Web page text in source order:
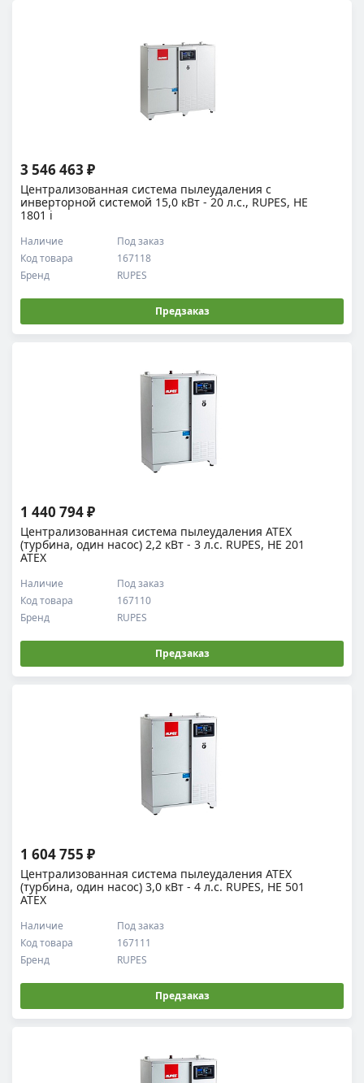
Централизованная система пылеудаления с
инверторной системой 15,0 кВт - 20 л.с., RUPES, HE
1801 i
Код товара 167118
Наличие Под заказ
Бренд RUPES
3 546 463 ₽
Предзаказ
Централизованная система пылеудаления ATEX
(турбина, один насос) 2,2 кВт - 3 л.с. RUPES, HE 201
ATEX
Код товара 167110
Наличие Под заказ
Бренд RUPES
1 440 794 ₽
Предзаказ
Централизованная система пылеудаления ATEX
(турбина, один насос) 3,0 кВт - 4 л.с. RUPES, HE 501
ATEX
Код товара 167111
Наличие Под заказ
Бренд RUPES
1 604 755 ₽
Предзаказ